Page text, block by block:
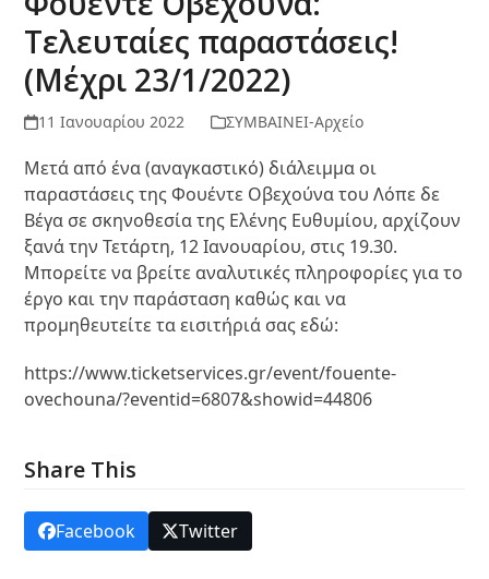
Τελευταίες παραστάσεις!
(Μέχρι 23/1/2022)
11 Ιανουαρίου 2022 ΣΥΜΒΑΙΝΕΙ-Αρχείο
Μετά από ένα (αναγκαστικό) διάλειμμα οι
παραστάσεις της Φουέντε Οβεχούνα του Λόπε δε
Βέγα σε σκηνοθεσία της Ελένης Ευθυμίου, αρχίζουν
ξανά την Τετάρτη, 12 Ιανουαρίου, στις 19.30.
Μπορείτε να βρείτε αναλυτικές πληροφορίες για το
έργο και την παράσταση καθώς και να
προμηθευτείτε τα εισιτήριά σας εδώ:
https://www.ticketservices.gr/event/fouente-
ovechouna/?eventid=6807&showid=44806
Share This
Facebook Twitter